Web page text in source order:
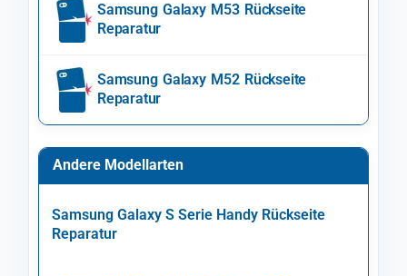
Samsung Galaxy M53 Rückseite
Reparatur
Samsung Galaxy M52 Rückseite
Reparatur
Andere Modellarten
Samsung Galaxy S Serie Handy Rückseite
Reparatur